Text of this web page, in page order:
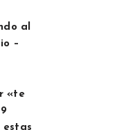
al
–
«te
estas